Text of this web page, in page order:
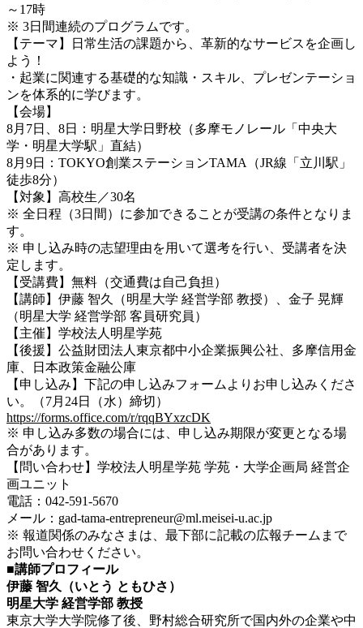
～17時
※ 3日間連続のプログラムです。
【テーマ】日常生活の課題から、革新的なサービスを企画し
よう！
・起業に関連する基礎的な知識・スキル、プレゼンテーショ
ンを体系的に学びます。
【会場】
8月7日、8日：明星大学日野校（多摩モノレール「中央大
学・明星大学駅」直結）
8月9日：TOKYO創業ステーションTAMA（JR線「立川駅」
徒歩8分）
【対象】高校生／30名
※ 全日程（3日間）に参加できることが受講の条件となりま
す。
※ 申し込み時の志望理由を用いて選考を行い、受講者を決
定します。
【受講費】無料（交通費は自己負担）
【講師】伊藤 智久（明星大学 経営学部 教授）、金子 晃輝
（明星大学 経営学部 客員研究員）
【主催】学校法人明星学苑
【後援】公益財団法人東京都中小企業振興公社、多摩信用金
庫、日本政策金融公庫
【申し込み】下記の申し込みフォームよりお申し込みくださ
い。（7月24日（水）締切）
https://forms.office.com/r/rqqBYxzcDK
※ 申し込み多数の場合には、申し込み期限が変更となる場
合があります。
【問い合わせ】学校法人明星学苑 学苑・大学企画局 経営企
画ユニット
電話：042-591-5670
メール：gad-tama-entrepreneur@ml.meisei-u.ac.jp
※ 報道関係のみなさまは、最下部に記載の広報チームまで
お問い合わせください。
■講師プロフィール
伊藤 智久（いとう ともひさ）
明星大学 経営学部 教授
東京大学大学院修了後、野村総合研究所で国内外の企業や中